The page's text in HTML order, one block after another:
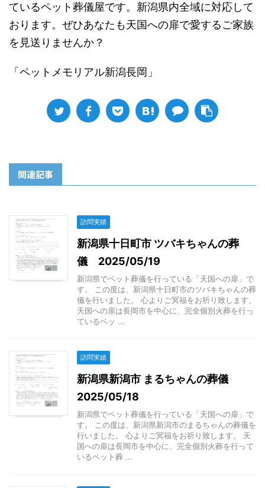
ているペット葬儀屋です。新潟県内全域に対応して
おります。ぜひあなたも天国への扉で愛するご家族
を見送りませんか？
「ペットメモリアル新潟長岡」
関連記事
訪問実績
新潟県十日町市 ツバキちゃんの葬
儀 2025/05/19
新潟県でペット葬儀を行っている「天国への扉」で
す。 この度は、新潟県十日町市のツバキちゃんの葬
儀を行いました。 心よりご冥福をお祈り致します。
天国への扉は長岡市を中心に、完全個別火葬を行っ
ているペッ ...
訪問実績
新潟県新潟市 まるちゃんの葬儀
2025/05/18
新潟県でペット葬儀を行っている「天国への扉」で
す。 この度は、新潟県新潟市のまるちゃんの葬儀を
行いました。 心よりご冥福をお祈り致します。 天
国への扉は長岡市を中心に、完全個別火葬を行って
いるペット葬 ...